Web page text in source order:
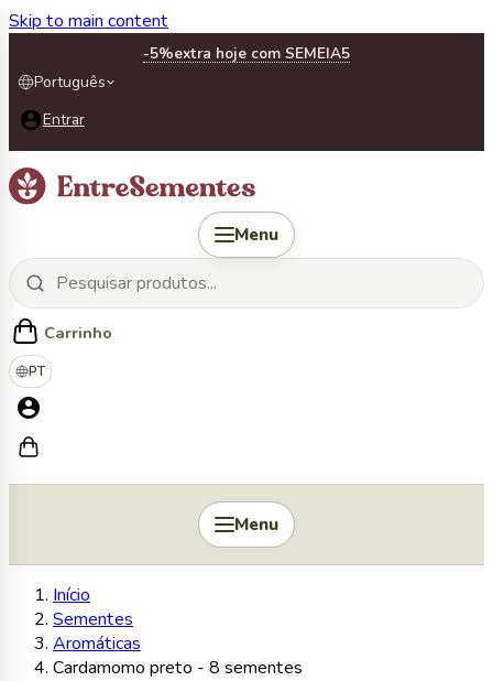
Skip to main content
-5%extra hoje com SEMEIA5
Português
Entrar
Menu
Carrinho
PT
Menu
Início
Sementes
Aromáticas
Cardamomo preto - 8 sementes